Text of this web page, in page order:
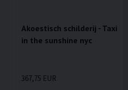
Akoestisch schilderij - Taxi
in the sunshine nyc
367,75 EUR